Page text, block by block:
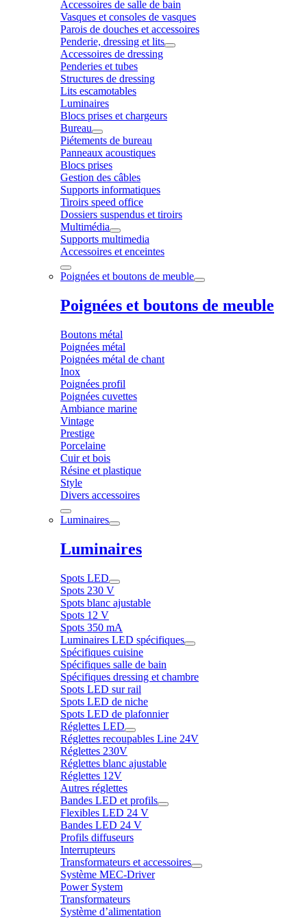
Accessoires de salle de bain
Vasques et consoles de vasques
Parois de douches et accessoires
Penderie, dressing et lits
Accessoires de dressing
Penderies et tubes
Structures de dressing
Lits escamotables
Luminaires
Blocs prises et chargeurs
Bureau
Piétements de bureau
Panneaux acoustiques
Blocs prises
Gestion des câbles
Supports informatiques
Tiroirs speed office
Dossiers suspendus et tiroirs
Multimédia
Supports multimedia
Accessoires et enceintes
Poignées et boutons de meuble
Poignées et boutons de meuble
Boutons métal
Poignées métal
Poignées métal de chant
Inox
Poignées profil
Poignées cuvettes
Ambiance marine
Vintage
Prestige
Porcelaine
Cuir et bois
Résine et plastique
Style
Divers accessoires
Luminaires
Luminaires
Spots LED
Spots 230 V
Spots blanc ajustable
Spots 12 V
Spots 350 mA
Luminaires LED spécifiques
Spécifiques cuisine
Spécifiques salle de bain
Spécifiques dressing et chambre
Spots LED sur rail
Spots LED de niche
Spots LED de plafonnier
Réglettes LED
Réglettes recoupables Line 24V
Réglettes 230V
Réglettes blanc ajustable
Réglettes 12V
Autres réglettes
Bandes LED et profils
Flexibles LED 24 V
Bandes LED 24 V
Profils diffuseurs
Interrupteurs
Transformateurs et accessoires
Système MEC-Driver
Power System
Transformateurs
Système d’alimentation